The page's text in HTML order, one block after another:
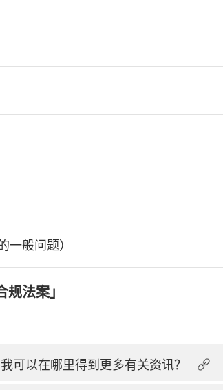
一般问题）
法案」
可以在哪里得到更多有关资讯？